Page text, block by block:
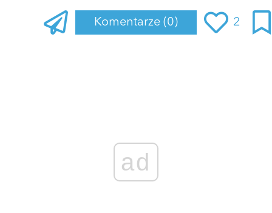
Komentarze (0) 2
ad